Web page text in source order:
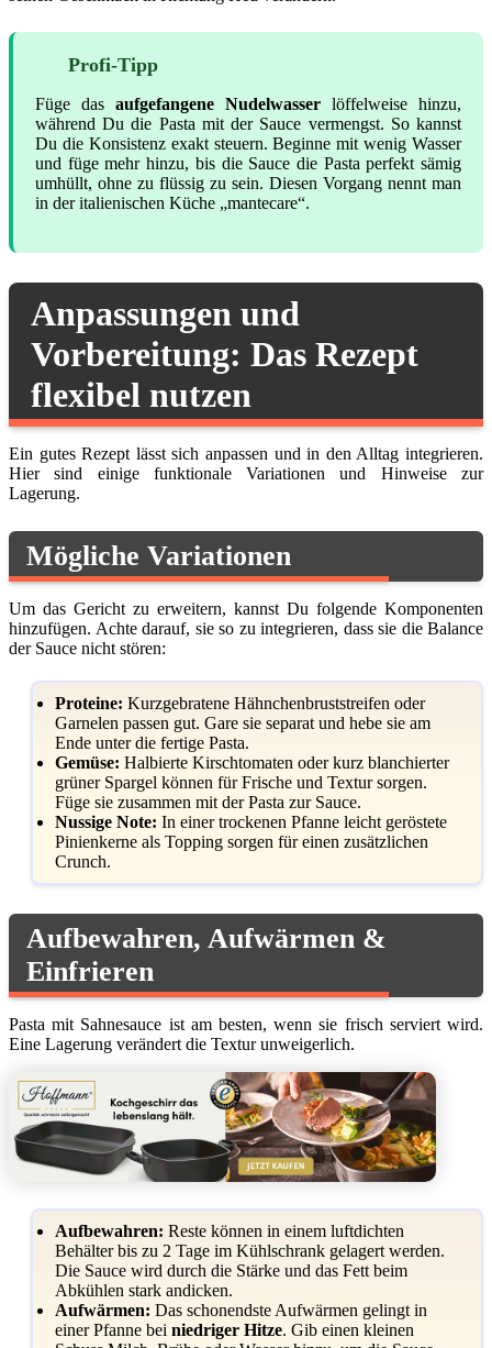
Profi-Tipp
Füge das aufgefangene Nudelwasser löffelweise hinzu,
während Du die Pasta mit der Sauce vermengst. So kannst
Du die Konsistenz exakt steuern. Beginne mit wenig Wasser
und füge mehr hinzu, bis die Sauce die Pasta perfekt sämig
umhüllt, ohne zu flüssig zu sein. Diesen Vorgang nennt man
in der italienischen Küche „mantecare“.
Anpassungen und
Vorbereitung: Das Rezept
flexibel nutzen
Ein gutes Rezept lässt sich anpassen und in den Alltag integrieren.
Hier sind einige funktionale Variationen und Hinweise zur
Lagerung.
Mögliche Variationen
Um das Gericht zu erweitern, kannst Du folgende Komponenten
hinzufügen. Achte darauf, sie so zu integrieren, dass sie die Balance
der Sauce nicht stören:
Proteine: Kurzgebratene Hähnchenbruststreifen oder
Garnelen passen gut. Gare sie separat und hebe sie am
Ende unter die fertige Pasta.
Gemüse: Halbierte Kirschtomaten oder kurz blanchierter
grüner Spargel können für Frische und Textur sorgen.
Füge sie zusammen mit der Pasta zur Sauce.
Nussige Note: In einer trockenen Pfanne leicht geröstete
Pinienkerne als Topping sorgen für einen zusätzlichen
Crunch.
Aufbewahren, Aufwärmen &
Einfrieren
Pasta mit Sahnesauce ist am besten, wenn sie frisch serviert wird.
Eine Lagerung verändert die Textur unweigerlich.
Aufbewahren: Reste können in einem luftdichten
Behälter bis zu 2 Tage im Kühlschrank gelagert werden.
Die Sauce wird durch die Stärke und das Fett beim
Abkühlen stark andicken.
Aufwärmen: Das schonendste Aufwärmen gelingt in
einer Pfanne bei niedriger Hitze. Gib einen kleinen